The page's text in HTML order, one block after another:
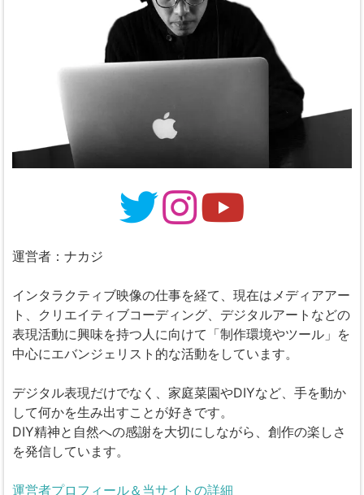
運営者：ナカジ
インタラクティブ映像の仕事を経て、現在はメディアアー
ト、クリエイティブコーディング、デジタルアートなどの
表現活動に興味を持つ人に向けて「制作環境やツール」を
中心にエバンジェリスト的な活動をしています。
デジタル表現だけでなく、家庭菜園やDIYなど、手を動か
して何かを生み出すことが好きです。
DIY精神と自然への感謝を大切にしながら、創作の楽しさ
を発信しています。
運営者プロフィール＆当サイトの詳細